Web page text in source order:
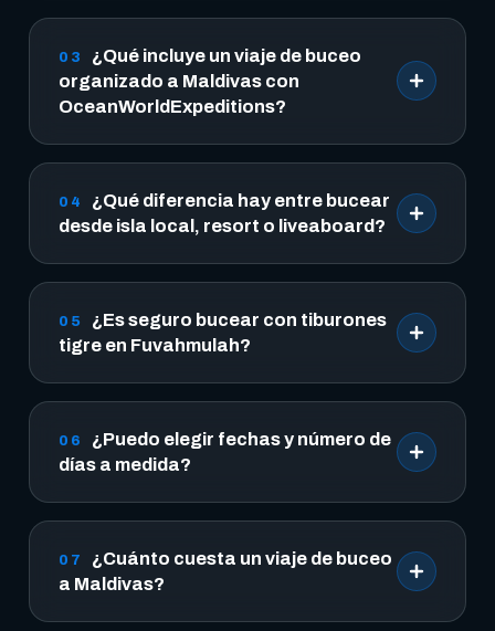
03
¿Qué incluye un viaje de buceo
organizado a Maldivas con
OceanWorldExpeditions?
04
¿Qué diferencia hay entre bucear
desde isla local, resort o liveaboard?
05
¿Es seguro bucear con tiburones
tigre en Fuvahmulah?
06
¿Puedo elegir fechas y número de
días a medida?
07
¿Cuánto cuesta un viaje de buceo
a Maldivas?